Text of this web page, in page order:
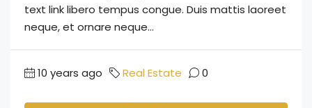
text link libero tempus congue. Duis mattis laoreet
neque, et ornare neque...
10 years ago Real Estate 0